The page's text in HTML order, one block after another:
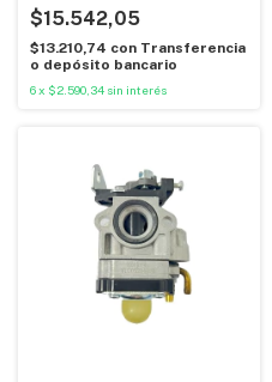
$15.542,05
$13.210,74 con Transferencia
o depósito bancario
6x $2.590,34 sin interés